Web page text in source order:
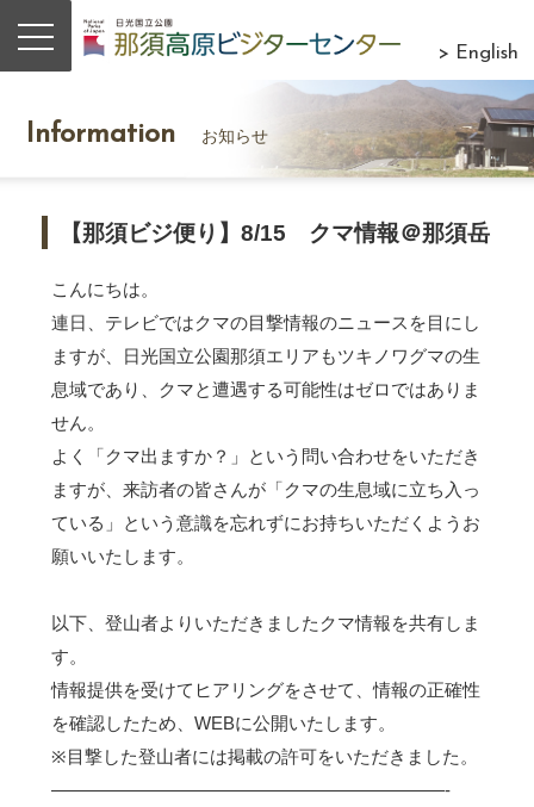
> English
Information お知らせ
【那須ビジ便り】8/15 クマ情報＠那須岳
こんにちは。
連日、テレビではクマの目撃情報のニュースを目にし
ますが、日光国立公園那須エリアもツキノワグマの生
息域であり、クマと遭遇する可能性はゼロではありま
せん。
よく「クマ出ますか？」という問い合わせをいただき
ますが、来訪者の皆さんが「クマの生息域に立ち入っ
ている」という意識を忘れずにお持ちいただくようお
願いいたします。
以下、登山者よりいただきましたクマ情報を共有しま
す。
情報提供を受けてヒアリングをさせて、情報の正確性
を確認したため、WEBに公開いたします。
※目撃した登山者には掲載の許可をいただきました。
——————————————————————-